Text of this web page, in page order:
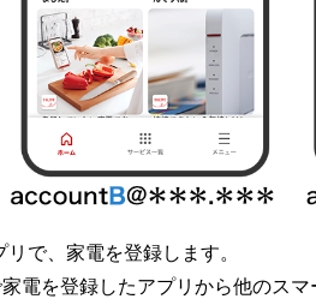
で、家電を登録します。
電を登録したアプリから他のスマ